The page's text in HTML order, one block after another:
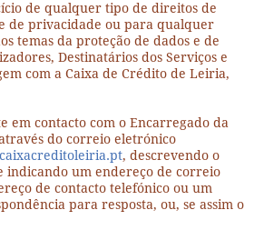
de qualquer tipo de direitos de
de privacidade ou para qualquer
temas da proteção de dados e de
Destinatários dos Serviços e
com a Caixa de Crédito de Leiria,
em contacto com o Encarregado da
do correio eletrónico
, descrevendo o
indicando um endereço de correio
de contacto telefónico ou um
para resposta, ou, se assim o